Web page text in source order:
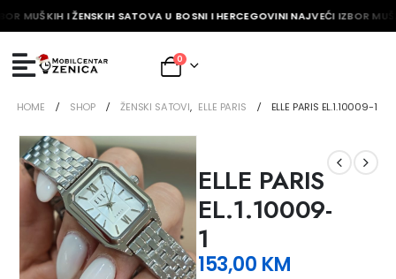
MUŠKIH I ŽENSKIH SATOVA U BOSNI I HERCEGOVINI NAJVEĆI IZBOR
0
HOME SHOP ŽENSKI SATOVI, ELLE PARIS ELLE PARIS EL.1.10009-1
ELLE PARIS
EL.1.10009-
1
153,00 KM